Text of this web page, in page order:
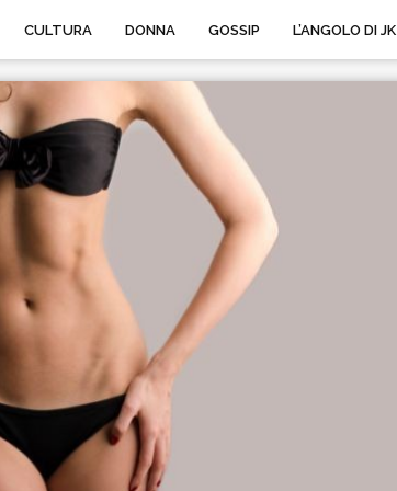
CULTURA DONNA GOSSIP L’ANGOLO DI JK